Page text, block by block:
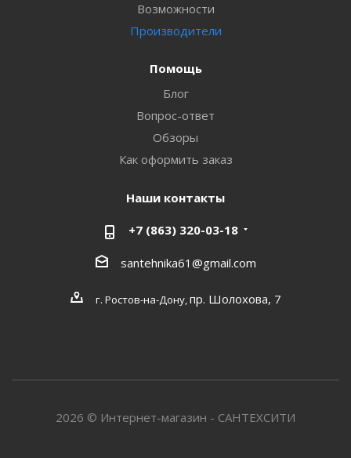
Возможности
Производители
Помощь
Блог
Вопрос-ответ
Обзоры
Как оформить заказ
Наши контакты
+7 (863) 320-03-18
santehnika61@gmail.com
г. Ростов-на-Дону,пр. Шолохова, 7
2026 © Интернет-магазин - САНТЕХСИТИ